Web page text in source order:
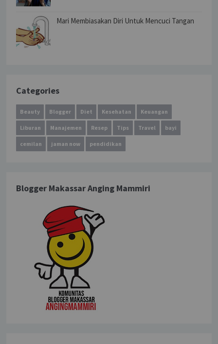
Mari Membiasakan Diri Untuk Mencuci Tangan
Categories
Beauty Blogger Diet Kesehatan Keuangan
Liburan Manajemen Resep Tips Travel bayi
cemilan jaman now pendidikan
Blogger Makassar Anging Mammiri